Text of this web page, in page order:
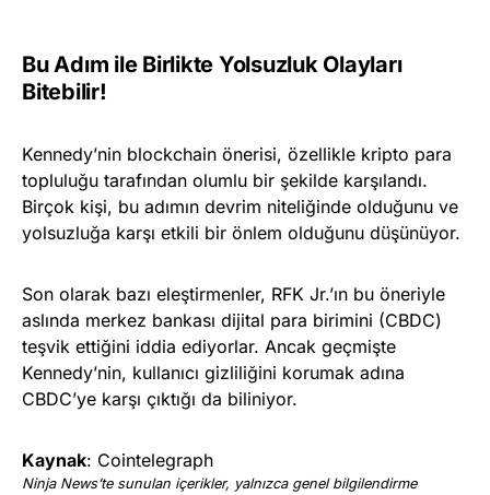
Bu Adım ile Birlikte Yolsuzluk Olayları
Bitebilir!
Kennedy’nin blockchain önerisi, özellikle kripto para
topluluğu tarafından olumlu bir şekilde karşılandı.
Birçok kişi, bu adımın devrim niteliğinde olduğunu ve
yolsuzluğa karşı etkili bir önlem olduğunu düşünüyor.
Son olarak bazı eleştirmenler, RFK Jr.’ın bu öneriyle
aslında merkez bankası dijital para birimini (CBDC)
teşvik ettiğini iddia ediyorlar. Ancak geçmişte
Kennedy’nin, kullanıcı gizliliğini korumak adına
CBDC’ye karşı çıktığı da biliniyor.
Kaynak: Cointelegraph
Ninja News’te sunulan içerikler, yalnızca genel bilgilendirme